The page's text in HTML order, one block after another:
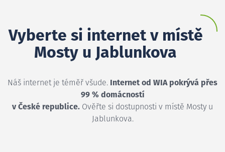
Vyberte si internet v místě
Mosty u Jablunkova
Náš internet je téměř všude. Internet od WIA pokrývá přes
99 % domácností
v České republice. Ověřte si dostupnosti v místě Mosty u
Jablunkova.